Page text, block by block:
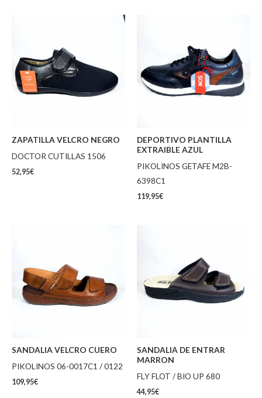
ZAPATILLA VELCRO NEGRO
DOCTOR CUTILLAS 1506
52,95€
DEPORTIVO PLANTILLA
EXTRAIBLE AZUL
PIKOLINOS GETAFE M2B-
6398C1
119,95€
SANDALIA VELCRO CUERO
PIKOLINOS 06-0017C1 / 0122
109,95€
SANDALIA DE ENTRAR
MARRON
FLY FLOT / BIO UP 680
44,95€